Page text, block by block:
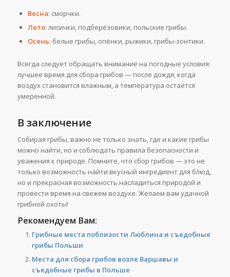
Весна: сморчки.
Лето: лисички, подберёзовики, польские грибы.
Осень: белые грибы, опёнки, рыжики, грибы-зонтики.
Всегда следует обращать внимание на погодные условия:
лучшее время для сбора грибов — после дождя, когда
воздух становится влажным, а температура остаётся
умеренной.
В заключение
Собирая грибы, важно не только знать, где и какие грибы
можно найти, но и соблюдать правила безопасности и
уважения к природе. Помните, что сбор грибов — это не
только возможность найти вкусный ингредиент для блюд,
но и прекрасная возможность насладиться природой и
провести время на свежем воздухе. Желаем вам удачной
грибной охоты!
Рекомендуем Вам:
Грибные места поблизости Люблина и съедобные
грибы Польши
Места для сбора грибов возле Варшавы и
съедобные грибы в Польше